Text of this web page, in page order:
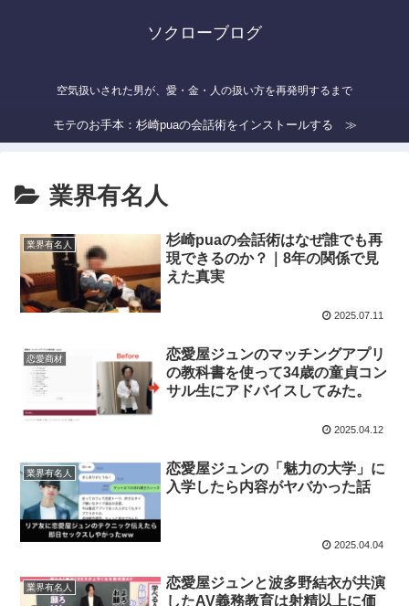
ソクローブログ
空気扱いされた男が、愛・金・人の扱い方を再発明するまで
モテのお手本：杉崎puaの会話術をインストールする ≫
業界有名人
業界有名人
杉崎puaの会話術はなぜ誰でも再
現できるのか？｜8年の関係で見
えた真実
2025.07.11
恋愛商材
恋愛屋ジュンのマッチングアプリ
の教科書を使って34歳の童貞コン
サル生にアドバイスしてみた。
2025.04.12
業界有名人
恋愛屋ジュンの「魅力の大学」に
入学したら内容がヤバかった話
2025.04.04
業界有名人
恋愛屋ジュンと波多野結衣が共演
したAV義務教育は射精以上に価